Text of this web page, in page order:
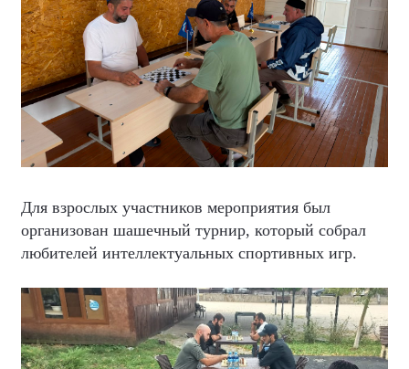
Для взрослых участников мероприятия был
организован шашечный турнир, который собрал
любителей интеллектуальных спортивных игр.